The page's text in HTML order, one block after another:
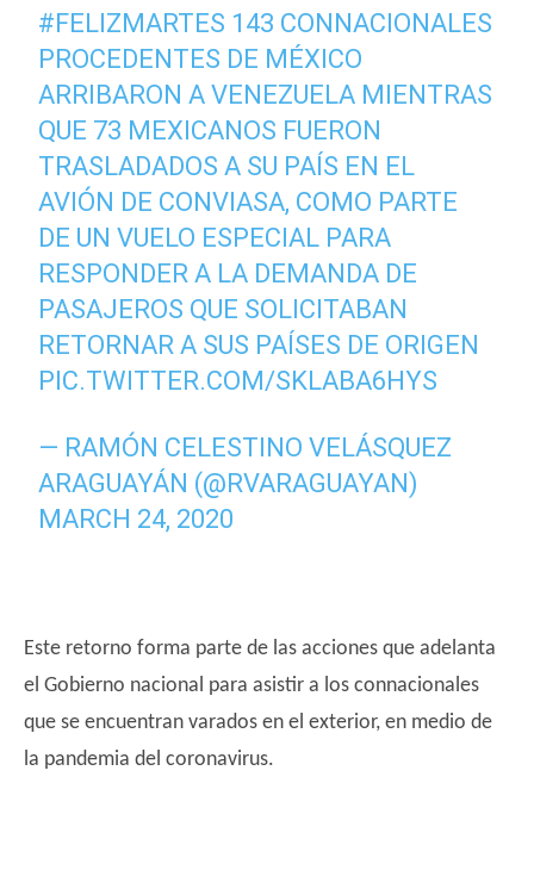
#FELIZMARTES 143 CONNACIONALES
PROCEDENTES DE MÉXICO
ARRIBARON A VENEZUELA MIENTRAS
QUE 73 MEXICANOS FUERON
TRASLADADOS A SU PAÍS EN EL
AVIÓN DE CONVIASA, COMO PARTE
DE UN VUELO ESPECIAL PARA
RESPONDER A LA DEMANDA DE
PASAJEROS QUE SOLICITABAN
RETORNAR A SUS PAÍSES DE ORIGEN
PIC.TWITTER.COM/SKLABA6HYS
— RAMÓN CELESTINO VELÁSQUEZ
ARAGUAYÁN (@RVARAGUAYAN)
MARCH 24, 2020
Este retorno forma parte de las acciones que adelanta
el Gobierno nacional para asistir a los connacionales
que se encuentran varados en el exterior, en medio de
la pandemia del coronavirus.